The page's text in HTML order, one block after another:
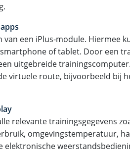
van een iPlus-module. Hiermee
of tablet. Door een
uitgebreide
virtuele route, bijvoorbeeld bij
relevante trainingsgegevens
omgevingstemperatuur,
elektronische